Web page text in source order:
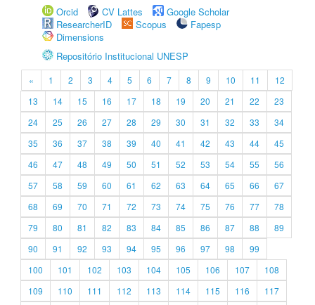
Orcid
CV Lattes
Google Scholar
ResearcherID
Scopus
Fapesp
Dimensions
Repositório Institucional UNESP
« 1 2 3 4 5 6 7 8 9 10 11
12
13
14 15 16 17 18 19 20 21 22
23
24
25 26 27 28 29 30 31 32 33
34
35
36 37 38 39 40 41 42 43 44
45
46
47 48 49 50 51 52 53 54 55
56
57
58 59 60 61 62 63 64 65 66
67
68
69 70 71 72 73 74 75 76 77
78
79
80 81 82 83 84 85 86 87 88
89
90
91 92 93 94 95 96 97 98
99
100
101 102 103 104 105 106 107
108
109
110 111 112 113 114 115 116
117